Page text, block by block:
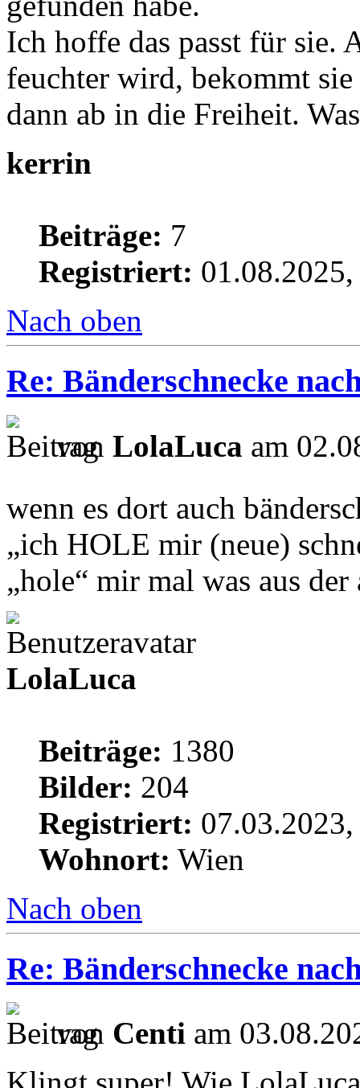
Ich hoffe das passt für sie.
feuchter wird, bekommt
dann ab in die Freiheit.
kerrin
Beiträge: 7
Registriert:
Nach oben
Re: Bänderschnecke
von LolaLuca am
wenn es dort auch
„ich HOLE mir (neue)
„hole“ mir mal was aus
LolaLuca
Beiträge: 1380
Bilder: 204
Registriert:
Wohnort: Wien
Nach oben
Re: Bänderschnecke
von Centi am